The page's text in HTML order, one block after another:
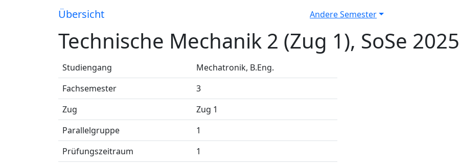
Übersicht Andere Semester
Technische Mechanik 2 (Zug 1), SoSe 2025
Studiengang
Mechatronik, B.Eng.
Fachsemester
3
Zug
Zug 1
Parallelgruppe
1
Prüfungszeitraum
1